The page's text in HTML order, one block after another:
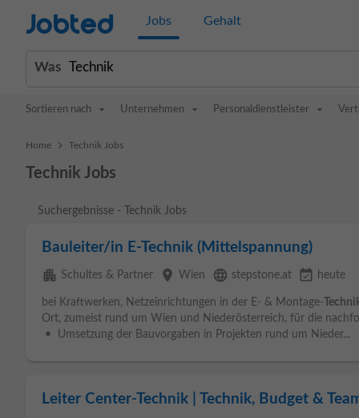
Jobted Jobs Gehalt
Was
Sortieren nach Unternehmen Personaldienstleister
Home > Technik Jobs
Technik Jobs
Suchergebnisse - Technik Jobs
Bauleiter/in E-Technik (Mittelspannung)
apartment Schultes & Partner place Wien language stepstone.at event_available heute
bei Kraftwerken, Netzeinrichtungen in der E- & Montage-
Ort, zumeist rund um Wien und Niederösterreich, für die
• Umsetzung der Bauvorgaben in Projekten rund um Nieder...
Leiter Center-Technik | Technik, Budget &